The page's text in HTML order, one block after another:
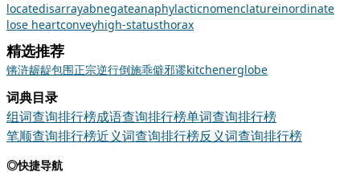
locatedisarrayabnegateanaphylacticnomenclatureinordinate
lose heartconveyhigh-statusthorax
精选推荐
锵浒龌龊包围正宗逆行倒施乖僻邪谬kitchenerglobe
词典目录
组词查询排行榜成语查询排行榜单词查询排行榜
笔顺查询排行榜近义词查询排行榜反义词查询排行榜
◎快捷导航